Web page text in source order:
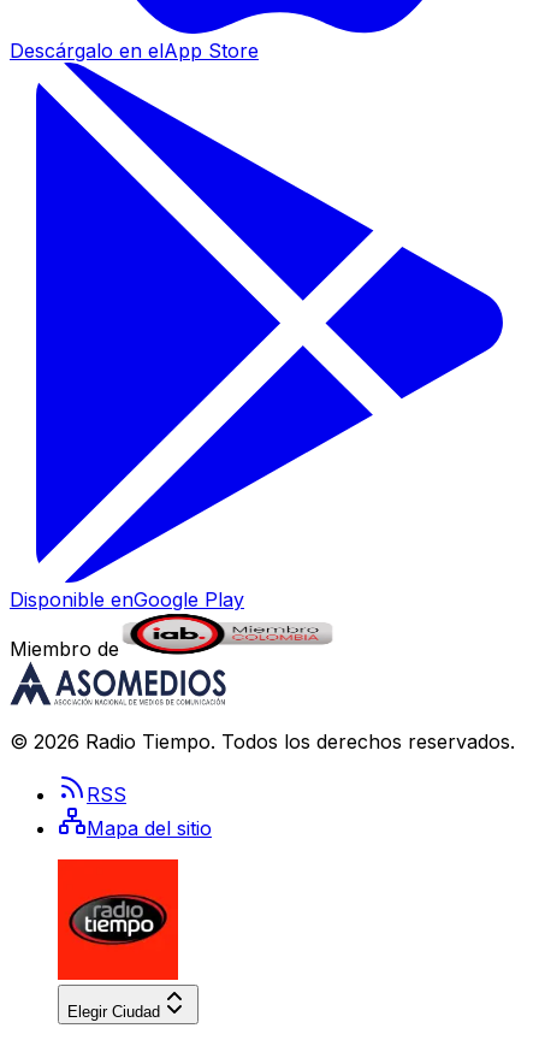
Descárgalo en elApp Store
Disponible enGoogle Play
Miembro de
© 2026 Radio Tiempo. Todos los derechos reservados.
RSS
Mapa del sitio
Elegir Ciudad